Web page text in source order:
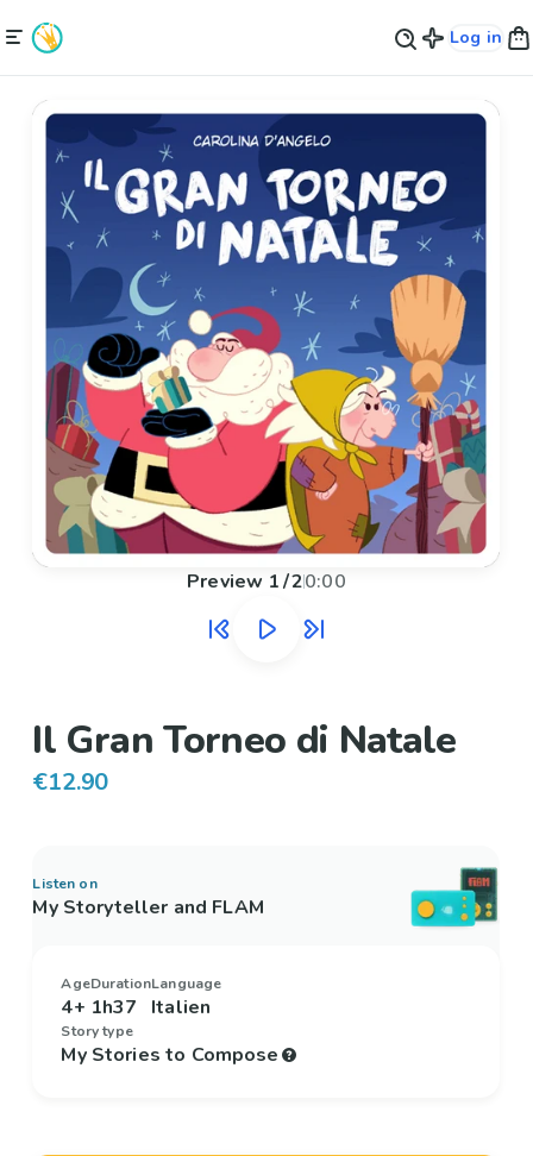
Log in
Preview 1/20:00
Il Gran Torneo di Natale
€12.90
Listen on
My Storyteller and FLAM
Age
4+
Duration
1h37
Language
Italien
Story type
My Stories to Compose